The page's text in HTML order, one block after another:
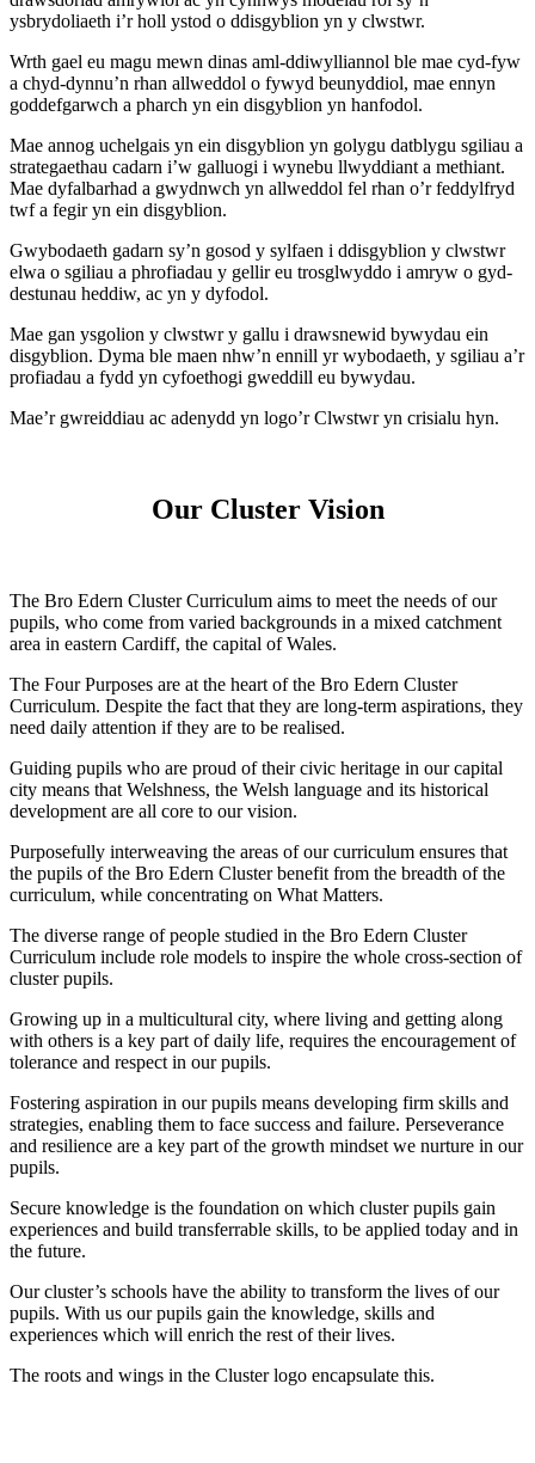
ysbrydoliaeth i’r holl ystod o ddisgyblion yn y clwstwr.
Wrth gael eu magu mewn dinas aml-ddiwylliannol ble mae cyd-fyw
a chyd-dynnu’n rhan allweddol o fywyd beunyddiol, mae ennyn
goddefgarwch a pharch yn ein disgyblion yn hanfodol.
Mae annog uchelgais yn ein disgyblion yn golygu datblygu sgiliau a
strategaethau cadarn i’w galluogi i wynebu llwyddiant a methiant.
Mae dyfalbarhad a gwydnwch yn allweddol fel rhan o’r feddylfryd
twf a fegir yn ein disgyblion.
Gwybodaeth gadarn sy’n gosod y sylfaen i ddisgyblion y clwstwr
elwa o sgiliau a phrofiadau y gellir eu trosglwyddo i amryw o gyd-
destunau heddiw, ac yn y dyfodol.
Mae gan ysgolion y clwstwr y gallu i drawsnewid bywydau ein
disgyblion. Dyma ble maen nhw’n ennill yr wybodaeth, y sgiliau a’r
profiadau a fydd yn cyfoethogi gweddill eu bywydau.
Mae’r gwreiddiau ac adenydd yn logo’r Clwstwr yn crisialu hyn.
Our Cluster Vision
The Bro Edern Cluster Curriculum aims to meet the needs of our
pupils, who come from varied backgrounds in a mixed catchment
area in eastern Cardiff, the capital of Wales.
The Four Purposes are at the heart of the Bro Edern Cluster
Curriculum. Despite the fact that they are long-term aspirations, they
need daily attention if they are to be realised.
Guiding pupils who are proud of their civic heritage in our capital
city means that Welshness, the Welsh language and its historical
development are all core to our vision.
Purposefully interweaving the areas of our curriculum ensures that
the pupils of the Bro Edern Cluster benefit from the breadth of the
curriculum, while concentrating on What Matters.
The diverse range of people studied in the Bro Edern Cluster
Curriculum include role models to inspire the whole cross-section of
cluster pupils.
Growing up in a multicultural city, where living and getting along
with others is a key part of daily life, requires the encouragement of
tolerance and respect in our pupils.
Fostering aspiration in our pupils means developing firm skills and
strategies, enabling them to face success and failure. Perseverance
and resilience are a key part of the growth mindset we nurture in our
pupils.
Secure knowledge is the foundation on which cluster pupils gain
experiences and build transferrable skills, to be applied today and in
the future.
Our cluster’s schools have the ability to transform the lives of our
pupils. With us our pupils gain the knowledge, skills and
experiences which will enrich the rest of their lives.
The roots and wings in the Cluster logo encapsulate this.